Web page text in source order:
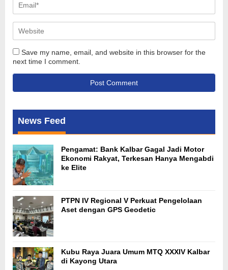
Save my name, email, and website in this browser for the
next time I comment.
News Feed
Pengamat: Bank Kalbar Gagal Jadi Motor
Ekonomi Rakyat, Terkesan Hanya Mengabdi
ke Elite
PTPN IV Regional V Perkuat Pengelolaan
Aset dengan GPS Geodetic
Kubu Raya Juara Umum MTQ XXXIV Kalbar
di Kayong Utara